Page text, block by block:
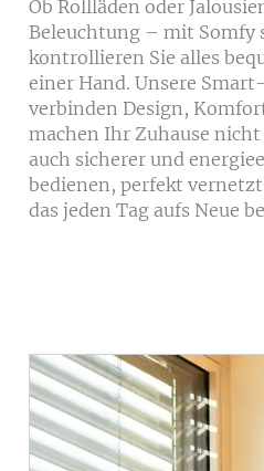
Ob Rollläden oder
Beleuchtung – mit Somfy
kontrollieren Sie alles
einer Hand. Unsere
verbinden Design,
machen Ihr Zuhause
auch sicherer und
bedienen, perfekt
das jeden Tag aufs Neue